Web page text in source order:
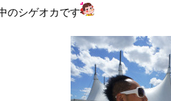
のシゲオカです